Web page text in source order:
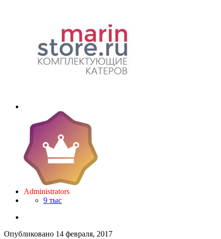
Administrators
9 тыс
Опубликовано 14 февраля, 2017